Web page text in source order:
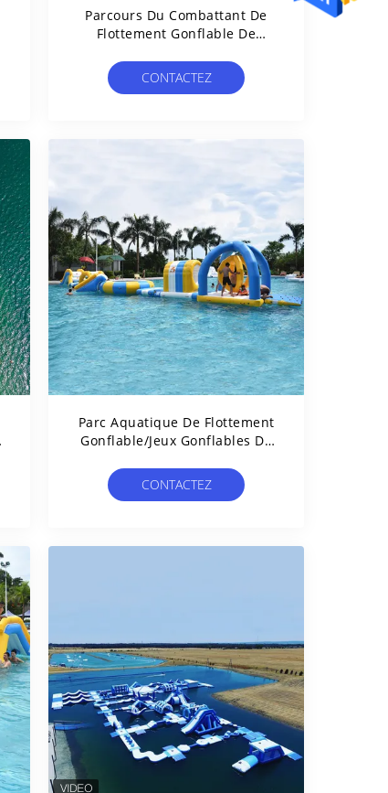
Parcours Du Combattant De
Flottement Gonflable De
Jeu De Parc Aquatique
CONTACTEZ
Parc Aquatique De Flottement
Gonflable/jeux Gonflables De
Piscine
CONTACTEZ